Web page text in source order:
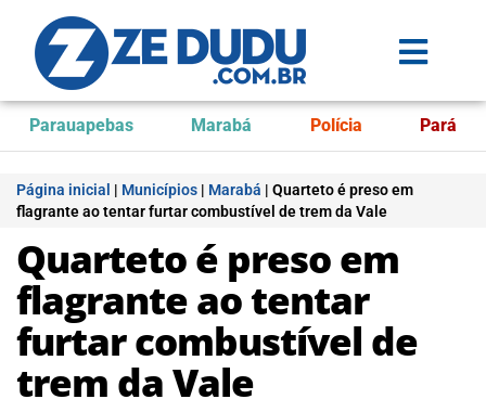
Parauapebas Marabá Polícia Pará
Página inicial | Municípios | Marabá | Quarteto é preso em
flagrante ao tentar furtar combustível de trem da Vale
Quarteto é preso em
flagrante ao tentar
furtar combustível de
trem da Vale